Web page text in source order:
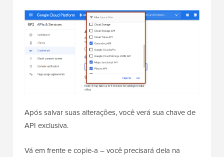
Após salvar suas alterações, você verá sua chave de
API exclusiva.
Vá em frente e copie-a – você precisará dela na